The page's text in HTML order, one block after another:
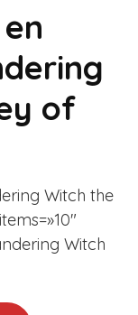
of
Witch the
Witch